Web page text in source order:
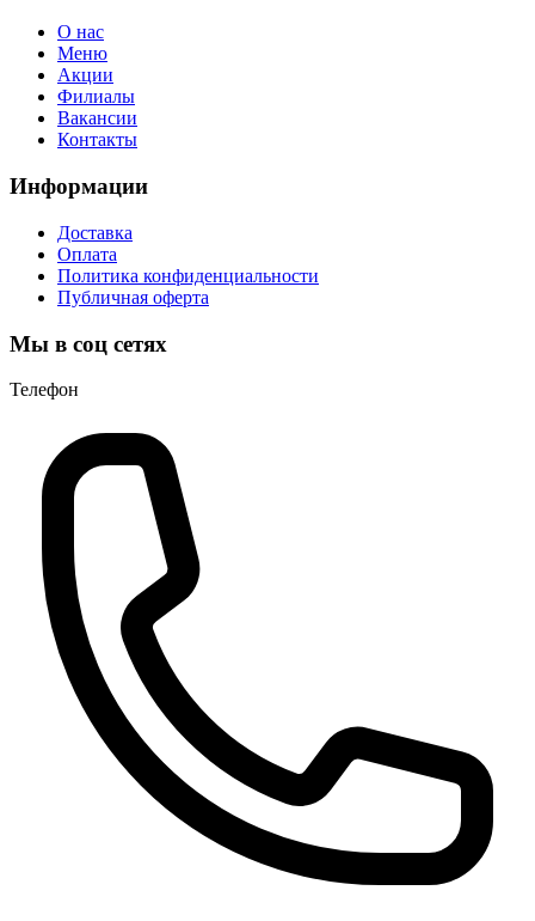
О нас
Меню
Акции
Филиалы
Вакансии
Контакты
Информации
Доставка
Оплата
Политика конфиденциальности
Публичная оферта
Мы в соц сетях
Телефон